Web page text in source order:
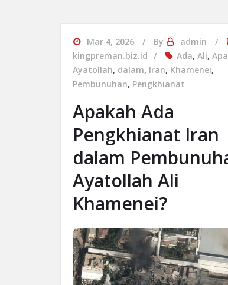
Mar 4, 2026 By
admin
kingpreman.biz.id
Ada, Ali,
Ayatollah, dalam, Iran, Khamenei,
Pembunuhan, Pengkhianat
Apakah Ada
Pengkhianat Iran
dalam
Ayatollah Ali
Khamenei?